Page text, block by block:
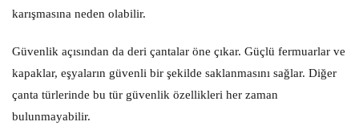
karışmasına neden olabilir.
Güvenlik açısından da deri çantalar öne çıkar. Güçlü fermuarlar ve
kapaklar, eşyaların güvenli bir şekilde saklanmasını sağlar. Diğer
çanta türlerinde bu tür güvenlik özellikleri her zaman
bulunmayabilir.